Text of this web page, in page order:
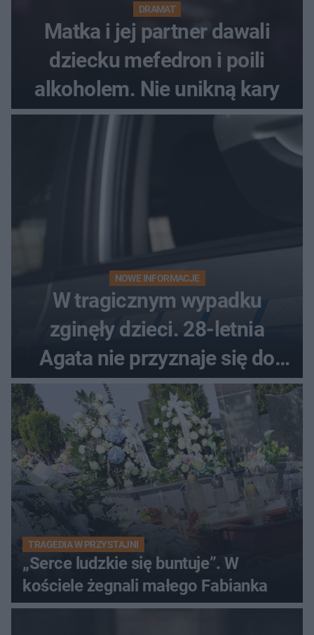
DRAMAT
Matka i jej partner dawali
dziecku mefedron i poili
alkoholem. Nie unikną kary
NOWE INFORMACJE
W tragicznym wypadku
zginęły dzieci. 28-letnia
Agata nie przyznaje się do
winy
TRAGEDIA W PRZYSTAJNI
„Serce ludzkie się buntuje”. W
kościele żegnali małego Fabianka